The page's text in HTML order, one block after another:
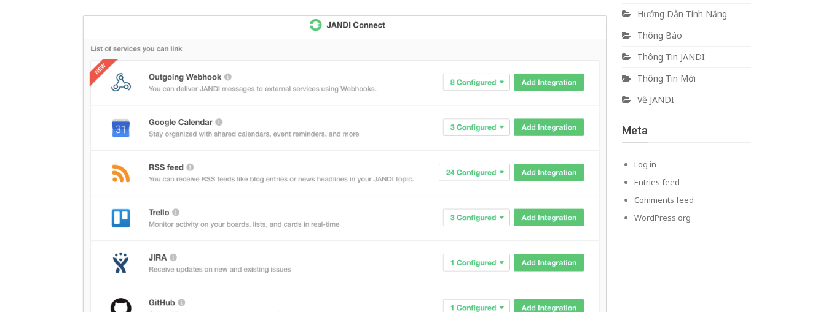
Hướng Dẫn Tính Năng
Thông Báo
Thông Tin JANDI
Thông Tin Mới
Về JANDI
Meta
Log in
Entries feed
Comments feed
WordPress.org